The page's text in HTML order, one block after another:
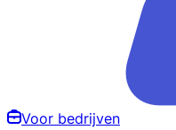
Voor bedrijven